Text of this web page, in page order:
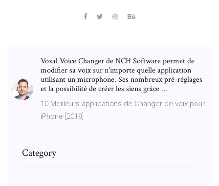
Voxal Voice Changer de NCH Software permet de
modifier sa voix sur n'importe quelle application
utilisant un microphone. Ses nombreux pré-réglages
et la possibilité de créer les siens grâce ...
10 Meilleurs applications de Changer de voix pour
iPhone [2019]
Category